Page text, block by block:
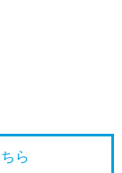
ら